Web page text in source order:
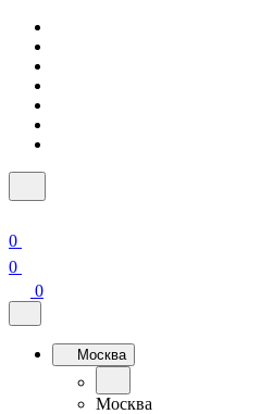
0
0
0
Москва
Москва